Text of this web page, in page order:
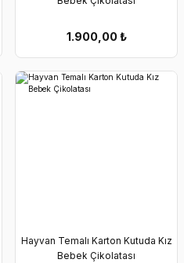
1.900,00₺
Hayvan Temalı Karton Kutuda Kız
Bebek Çikolatası